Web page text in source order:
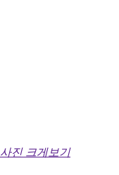
사진 크게보기